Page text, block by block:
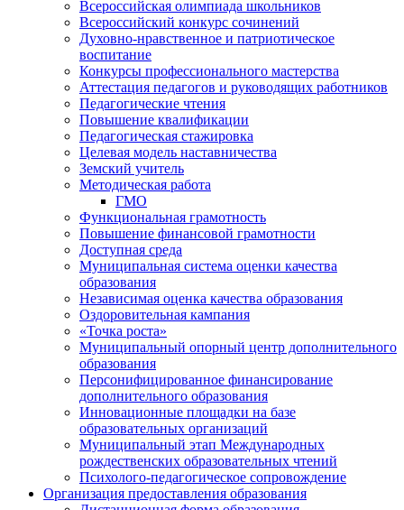
Всероссийская олимпиада школьников
Всероссийский конкурс сочинений
Духовно-нравственное и патриотическое
воспитание
Конкурсы профессионального мастерства
Аттестация педагогов и руководящих работников
Педагогические чтения
Повышение квалификации
Педагогическая стажировка
Целевая модель наставничества
Земский учитель
Методическая работа
ГМО
Функциональная грамотность
Повышение финансовой грамотности
Доступная среда
Муниципальная система оценки качества
образования
Независимая оценка качества образования
Оздоровительная кампания
«Точка роста»
Муниципальный опорный центр дополнительного
образования
Персонифицированное финансирование
дополнительного образования
Инновационные площадки на базе
образовательных организаций
Муниципальный этап Международных
рождественских образовательных чтений
Психолого-педагогическое сопровождение
Организация предоставления образования